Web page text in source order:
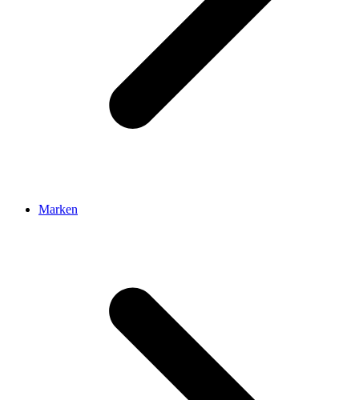
Marken